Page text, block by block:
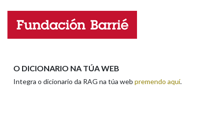
Comentario
O DICIONARIO NA TÚA WEB
Integra o dicionario da RAG na túa web premendo aquí.